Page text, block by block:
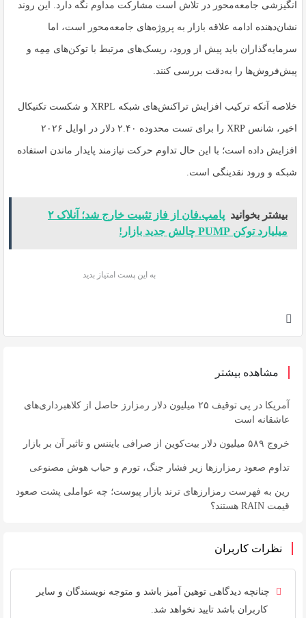
انگیزشی جامعه‌محور در تلاش است مشارکت مداوم نگه دارد. این روند
نشان‌دهنده ادامه علاقه بازار به پروژه‌های جامعه‌محور است، اما
سرمایه‌گذاران باید پیش از ورود، ریسک‌های مرتبط با توکن‌های مِمِه و
پیش‌فروش‌ها را به‌دقت بررسی کنند.
خلاصه آنکه ترکیب افزایش تراکنش‌های شبکه XRPL و شکست تکنیکال
اخیر، شانس XRP را برای تست محدوده ۲.۴۰ دلار در اوایل ۲۰۲۶
افزایش داده است؛ با این حال تداوم حرکت نیازمند پایدار ماندن استفاده
شبکه و ورود نقدینگی است.
بیشتر بخوانید
پامپ.فان از فاز تثبیت خارج شد؛ آنلاک ۲
میلیارد توکن PUMP چالش جدید بازار!
به این پست امتیاز بدید
مشاهده بیشتر
آمریکا در پی توقیف ۲۵ میلیون دلار رمزارز حاصل از کلاهبرداری‌های
عاشقانه است
خروج ۵۸۹ میلیون دلار بیت‌کوین از صرافی بایننس و تاثیر آن بر بازار
تداوم صعود رمزارزها زیر فشار جنگ، تورم و حباب هوش مصنوعی
رین به فهرست رمزارزهای ترند بازار پیوست؛ چه عواملی پشت صعود
قیمت RAIN هستند؟
نظرات کاربران
چنانچه دیدگاهی توهین آمیز باشد و متوجه نویسندگان و سایر
کاربران باشد تایید نخواهد شد.